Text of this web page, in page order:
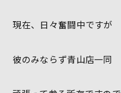
現在、日々奮闘中ですが
彼のみならず青山店一同